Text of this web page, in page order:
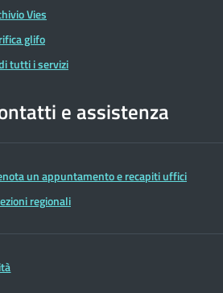
Vies
glifo
tutti i servizi
e assistenza
un appuntamento e recapiti uffici
regionali